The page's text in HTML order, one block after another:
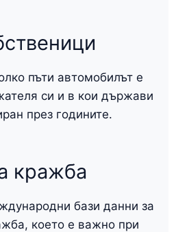
пъти автомобилът е
си и в кои държави
през годините.
кражба
бази данни за
което е важно при